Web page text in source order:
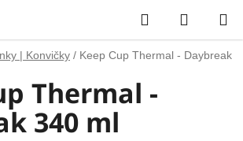
Hledat
KOŠÍK
| Konvičky / Keep Cup Thermal - Daybreak
Thermal -
340 ml